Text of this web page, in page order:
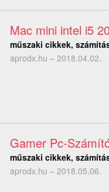
Mac mini intel i5
műszaki cikkek,
aprodx.hu – 2018.04.02.
Gamer Pc-
műszaki cikkek,
aprodx.hu – 2018.05.06.